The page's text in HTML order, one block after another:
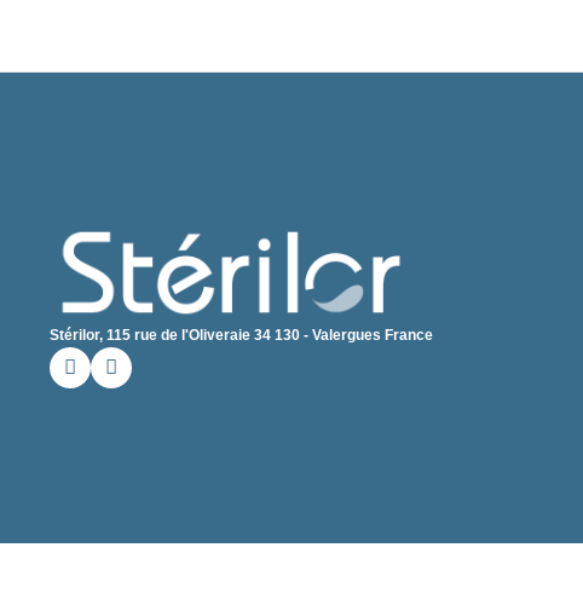
Stérilor, 115 rue de l'Oliveraie 34 130 - Valergues France